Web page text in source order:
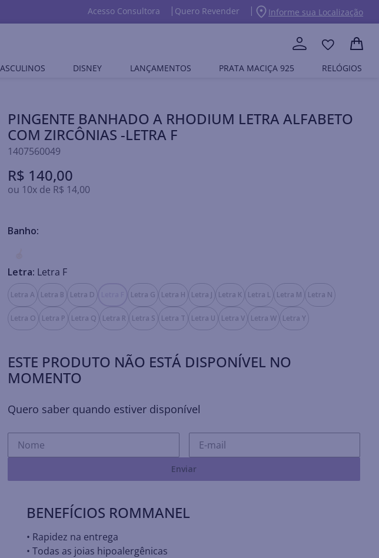
Acesso Consultora Quero Revender Informe sua Localização
DISNEY LANÇAMENTOS PRATA MACIÇA 925 RELÓGIOS
PINGENTE BANHADO A RHODIUM LETRA ALFABETO
COM ZIRCÔNIAS -LETRA F
1407560049
R$ 140,00
ou 10x de R$ 14,00
Banho:
Letra: Letra F
Letra A Letra B Letra D Letra G Letra H Letra J Letra K Letra L Letra M Letra N
Letra O Letra P Letra Q Letra R Letra S Letra T Letra U Letra V Letra W Letra Y
ESTE PRODUTO NÃO ESTÁ DISPONÍVEL NO
MOMENTO
Quero saber quando estiver disponível
Enviar
BENEFÍCIOS ROMMANEL
• Rapidez na entrega
• Todas as joias hipoalergênicas